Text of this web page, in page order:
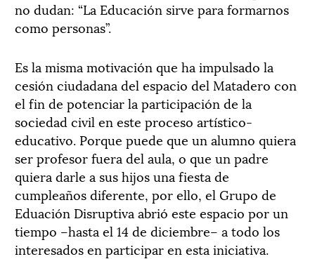
no dudan: “La Educación sirve para formarnos
como personas”.
Es la misma motivación que ha impulsado la
cesión ciudadana del espacio del Matadero con
el fin de potenciar la participación de la
sociedad civil en este proceso artístico-
educativo. Porque puede que un alumno quiera
ser profesor fuera del aula, o que un padre
quiera darle a sus hijos una fiesta de
cumpleaños diferente, por ello, el Grupo de
Eduación Disruptiva abrió este espacio por un
tiempo –hasta el 14 de diciembre– a todo los
interesados en participar en esta iniciativa.